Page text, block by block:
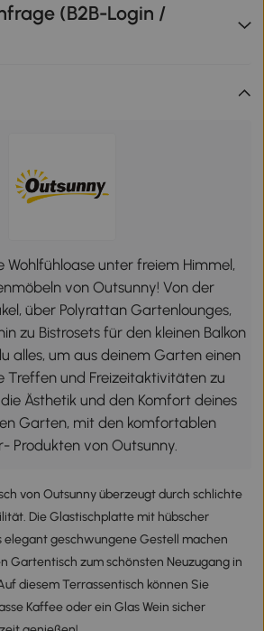
(B2B-Login /
Wohlfühloase unter freiem Himmel,
von Outsunny! Von der
über Polyrattan Gartenlounges,
zu Bistrosets für den kleinen Balkon
alles, um aus deinem Garten einen
Treffen und Freizeitaktivitäten zu
Ästhetik und den Komfort deines
Garten, mit den komfortablen
Produkten von Outsunny.
von Outsunny überzeugt durch schlichte
Die Glastischplatte mit hübscher
elegant geschwungene Gestell machen
Gartentisch zum schönsten Neuzugang in
diesem Terrassentisch können Sie
Kaffee oder ein Glas Wein sicher